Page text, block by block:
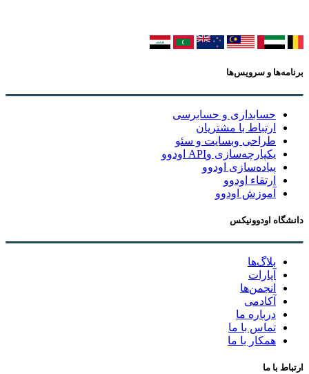
برنامه‌ها و سرویس‌ها
حسابداری و حسابرسی
ارتباط با مشتریان
طراحی وبسایت و سئو
یکپارچه‌سازی وAPI اودوو
پیاده‌سازی اودوو
ارتقاء اودوو
آموزش اودوو
دانشگاه اودوونیکس
بلاگ‌ها
آپارات
انجمن‌ها
آکادمی
درباره ما
تماس با ما
همکار با ما
ارتباط با ما